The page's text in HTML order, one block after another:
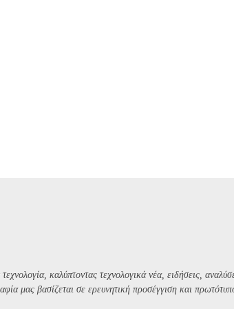
καλύπτοντας τεχνολογικά νέα, ειδήσεις,
μας βασίζεται σε ερευνητική προσέγγιση και